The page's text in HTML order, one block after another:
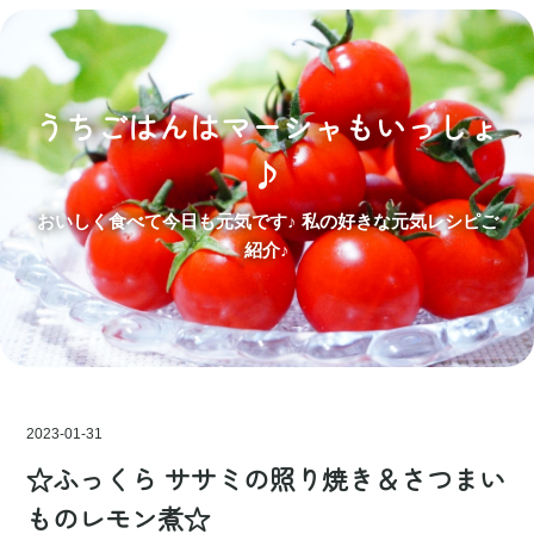
うちごはんはマーシャもいっしょ
♪
おいしく食べて今日も元気です♪ 私の好きな元気レシピご
紹介♪
2023-01-31
☆ふっくら ササミの照り焼き＆さつまい
ものレモン煮☆